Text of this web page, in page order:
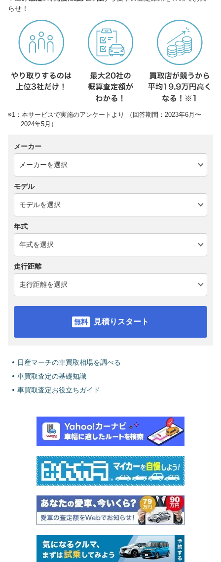
らせ！
※1：本サービスで実施のアンケートより （回答期間：2023年6月〜
2024年5月）
メーカー
モデル
年式
走行距離
見積りスタート
日産マーチの車買取相場を調べる
車買取査定の基礎知識
車買取査定お役立ちガイド